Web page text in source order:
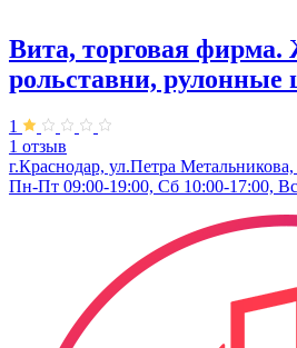
Вита, торговая
рольставни,
1
1 отзыв
г.Краснодар, ул.Петра Метальникова,
Пн-Пт 09:00-19:00, Сб 10:00-17:00,